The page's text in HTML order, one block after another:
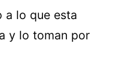
a lo que esta
y lo toman por